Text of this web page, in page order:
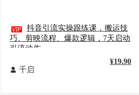
 抖音引流实操跟练课，搬运技
巧、剪映流程、爆款逻辑，7天启动
引流动作
 千启
¥19.90